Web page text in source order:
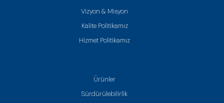
Vizyon & Misyon
Kalite Politikamız
Hizmet Politikamız
Ürünler
Sürdürülebilirlik